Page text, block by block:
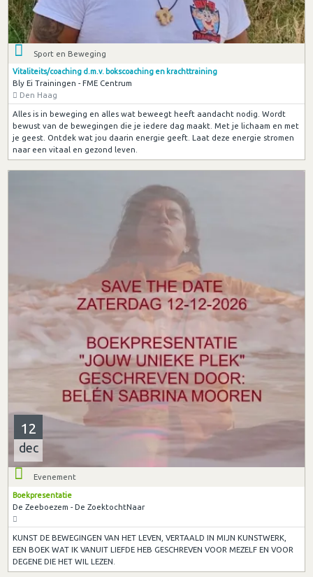
Sport en Beweging
Vitaliteits/coaching d.m.v. bokscoaching en krachttraining
Bly Ei Trainingen - FME Centrum
Den Haag
Alles is in beweging en alles wat beweegt heeft aandacht nodig. Wordt
bewust van de bewegingen die je iedere dag maakt. Met je lichaam en met
je geest. Ontdek wat jou daarin energie geeft. Laat deze energie stromen
naar een vitaal en gezond leven.
12
dec
Evenement
Boekpresentatie
De Zeeboezem - De ZoektochtNaar
KUNST DE BEWEGINGEN VAN HET LEVEN, VERTAALD IN MIJN KUNSTWERK,
EEN BOEK WAT IK VANUIT LIEFDE HEB GESCHREVEN VOOR MEZELF EN VOOR
DEGENE DIE HET WIL LEZEN.